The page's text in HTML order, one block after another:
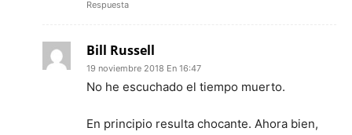
Respuesta
Bill Russell
19 noviembre 2018 En 16:47
No he escuchado el tiempo muerto.
En principio resulta chocante. Ahora bien,